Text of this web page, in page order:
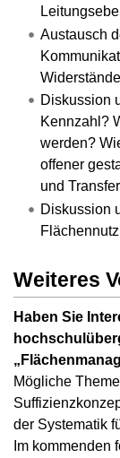
Austausch
Diskussion
Kennzahl?
werden?
offener
und
Diskussion
Weiteres
Haben Sie
Mögliche
der Systematik
Im kommenden